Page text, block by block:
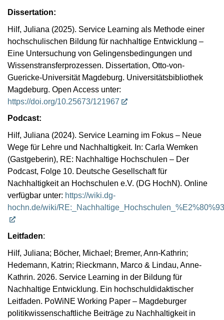
Dissertation:
Hilf, Juliana (2025). Service Learning als Methode einer
hochschulischen Bildung für nachhaltige Entwicklung –
Eine Untersuchung von Gelingensbedingungen und
Wissenstransferprozessen. Dissertation, Otto-von-
Guericke-Universität Magdeburg. Universitätsbibliothek
Magdeburg. Open Access unter:
https://doi.org/10.25673/121967
Podcast:
Hilf, Juliana (2024). Service Learning im Fokus – Neue
Wege für Lehre und Nachhaltigkeit. In: Carla Wemken
(Gastgeberin), RE: Nachhaltige Hochschulen – Der
Podcast, Folge 10. Deutsche Gesellschaft für
Nachhaltigkeit an Hochschulen e.V. (DG HochN). Online
verfügbar unter: https://wiki.dg-
hochn.de/wiki/
Leitfaden:
Hilf, Juliana; Böcher, Michael; Bremer, Ann-Kathrin;
Hedemann, Katrin; Rieckmann, Marco & Lindau, Anne-
Kathrin. 2026. Service Learning in der Bildung für
Nachhaltige Entwicklung. Ein hochschuldidaktischer
Leitfaden. PoWiNE Working Paper – Magdeburger
politikwissenschaftliche Beiträge zu Nachhaltigkeit in